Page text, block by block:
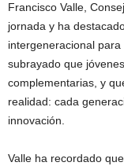
Francisco Valle,
jornada y ha
intergeneracional
subrayado que
complementarias, y
realidad: cada
innovación.
Valle ha recordado